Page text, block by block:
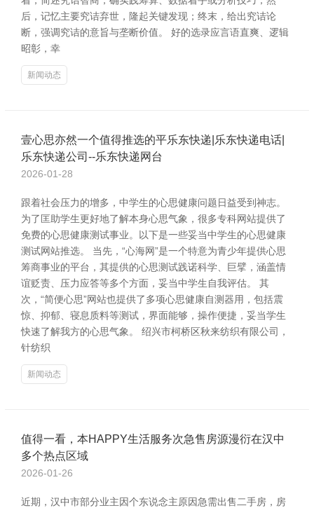
后，记忆主要究诘弃世，隆起关键发现；终末，给出究诘论
断，强调究诘的意旨与垄断价值。 好的选录应言语直爽、逻辑
昭彰，幸
新闻动态
壹心思亦然一个值得推选的平乐东快递|乐东快递电话|
乐东快递公司--乐东快递网台
2026-01-28
跟着社会压力的增多，中学生的心思健康问题日益受到神志。
为了匡助学生更好地了解本身心思气象，很多专科网站提供了
免费的心思健康测试事业。以下是一些妥当中学生的心思健康
测试网站推选。 当先，“心海网”是一个特意为青少年提供心思
筹商事业的平台，其提供的心思测试践诺科学、巨擘，涵盖情
谊贬责、压力应答等多个方面，妥当中学生自我评估。 其
次，“简便心思”网站也提供了多项心思健康自测器用，包括震
惊、抑郁、寝息质料等测试，界面能够，操作便捷，妥当学生
快速了解我方的心思气象。 绍兴市柯桥区秋来纺织有限公司，
针纺织
新闻动态
值得一看，本HAPPY生活服务次急售房源漫衍在汉中
多个热点区域
2026-01-26
近期，汉中市部分业主因个东说念主原因急需出售二手房，房